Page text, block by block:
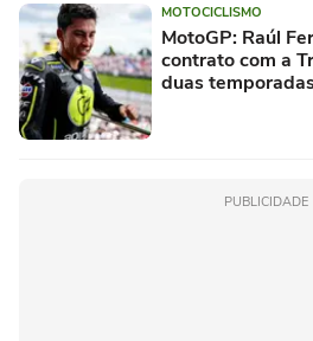
MOTOCICLISMO
MotoGP: Raúl
contrato com a
duas
PUBLICIDADE